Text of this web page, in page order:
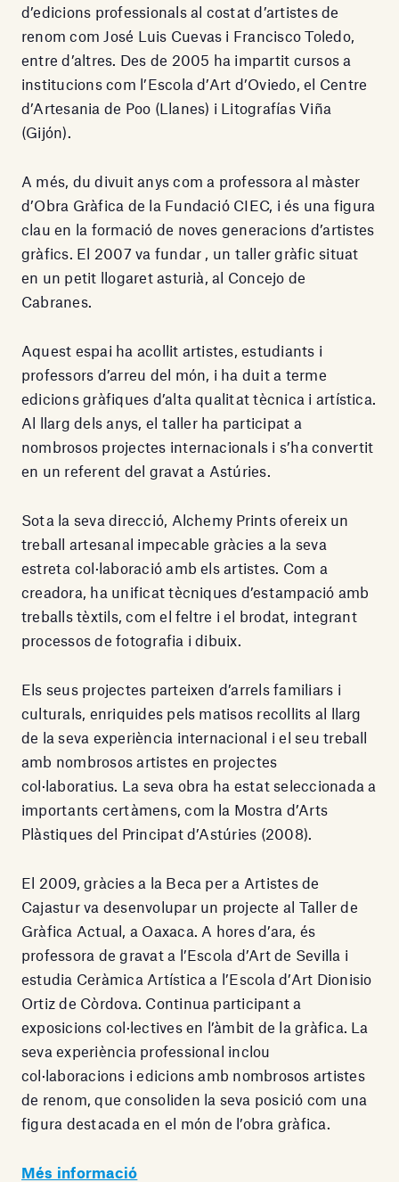
d’edicions professionals al costat d’artistes de
renom com José Luis Cuevas i Francisco Toledo,
entre d’altres. Des de 2005 ha impartit cursos a
institucions com l’Escola d’Art d’Oviedo, el Centre
d’Artesania de Poo (Llanes) i Litografías Viña
(Gijón).
A més, du divuit anys com a professora al màster
d’Obra Gràfica de la Fundació CIEC, i és una figura
clau en la formació de noves generacions d’artistes
gràfics. El 2007 va fundar , un taller gràfic situat
en un petit llogaret asturià, al Concejo de
Cabranes.
Aquest espai ha acollit artistes, estudiants i
professors d’arreu del món, i ha duit a terme
edicions gràfiques d’alta qualitat tècnica i artística.
Al llarg dels anys, el taller ha participat a
nombrosos projectes internacionals i s’ha convertit
en un referent del gravat a Astúries.
Sota la seva direcció, Alchemy Prints ofereix un
treball artesanal impecable gràcies a la seva
estreta col·laboració amb els artistes. Com a
creadora, ha unificat tècniques d’estampació amb
treballs tèxtils, com el feltre i el brodat, integrant
processos de fotografia i dibuix.
Els seus projectes parteixen d’arrels familiars i
culturals, enriquides pels matisos recollits al llarg
de la seva experiència internacional i el seu treball
amb nombrosos artistes en projectes
col·laboratius. La seva obra ha estat seleccionada a
importants certàmens, com la Mostra d’Arts
Plàstiques del Principat d’Astúries (2008).
El 2009, gràcies a la Beca per a Artistes de
Cajastur va desenvolupar un projecte al Taller de
Gràfica Actual, a Oaxaca. A hores d’ara, és
professora de gravat a l’Escola d’Art de Sevilla i
estudia Ceràmica Artística a l’Escola d’Art Dionisio
Ortiz de Còrdova. Continua participant a
exposicions col·lectives en l’àmbit de la gràfica. La
seva experiència professional inclou
col·laboracions i edicions amb nombrosos artistes
de renom, que consoliden la seva posició com una
figura destacada en el món de l’obra gràfica.
Més informació